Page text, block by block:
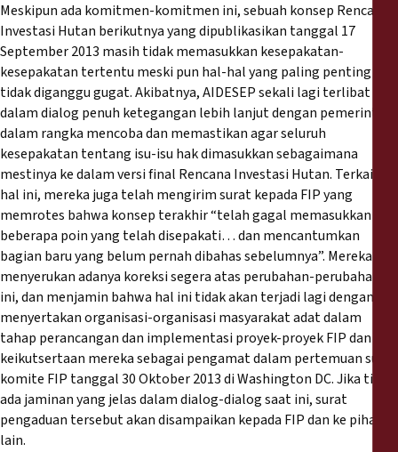
Meskipun ada komitmen-komitmen ini, sebuah konsep Rencana
Investasi Hutan berikutnya yang dipublikasikan tanggal 17
September 2013 masih tidak memasukkan kesepakatan-
kesepakatan tertentu meski pun hal-hal yang paling penting
tidak diganggu gugat. Akibatnya, AIDESEP sekali lagi terlibat
dalam dialog penuh ketegangan lebih lanjut dengan pemerintah
dalam rangka mencoba dan memastikan agar seluruh
kesepakatan tentang isu-isu hak dimasukkan sebagaimana
mestinya ke dalam versi final Rencana Investasi Hutan. Terkait
hal ini, mereka juga telah mengirim surat kepada FIP yang
memrotes bahwa konsep terakhir “telah gagal memasukkan
beberapa poin yang telah disepakati… dan mencantumkan
bagian baru yang belum pernah dibahas sebelumnya”. Mereka
menyerukan adanya koreksi segera atas perubahan-perubahan
ini, dan menjamin bahwa hal ini tidak akan terjadi lagi dengan
menyertakan organisasi-organisasi masyarakat adat dalam
tahap perancangan dan implementasi proyek-proyek FIP dan
keikutsertaan mereka sebagai pengamat dalam pertemuan sub-
komite FIP tanggal 30 Oktober 2013 di Washington DC. Jika tidak
ada jaminan yang jelas dalam dialog-dialog saat ini, surat
pengaduan tersebut akan disampaikan kepada FIP dan ke pihak
lain.